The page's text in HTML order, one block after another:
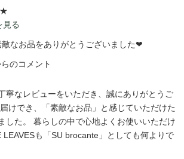
見る
なお品をありがとうございました❤
のコメント
寧なレビューをいただき、誠にありがとうご
けでき、「素敵なお品」と感じていただけた
した。 暮らしの中で心地よくお使いいただけ
LEAVESも「SU brocante」としても何よりで